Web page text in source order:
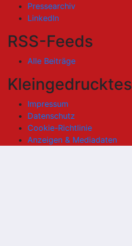
Pressearchiv
LinkedIn
RSS-Feeds
Alle Beiträge
Kleingedrucktes
Impressum
Datenschutz
Cookie-Richtlinie
Anzeigen & Mediadaten